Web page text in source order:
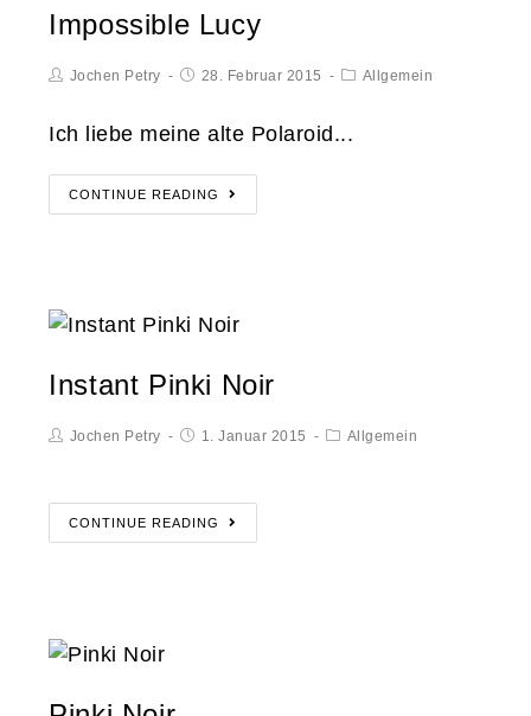
Impossible Lucy
Jochen Petry 28. Februar 2015 Allgemein
Ich liebe meine alte Polaroid...
CONTINUE READING
Instant Pinki Noir
Jochen Petry 1. Januar 2015 Allgemein
CONTINUE READING